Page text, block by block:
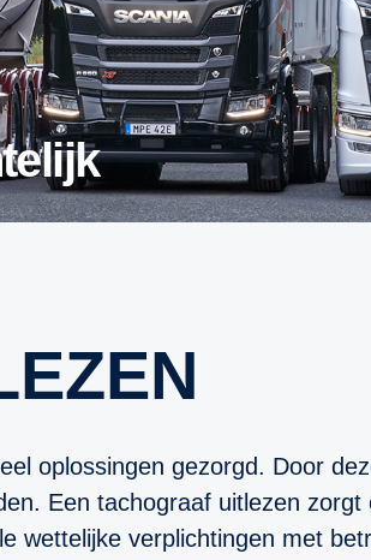
oplossingen gezorgd. Door
Een tachograaf uitlezen
wettelijke verplichtingen met